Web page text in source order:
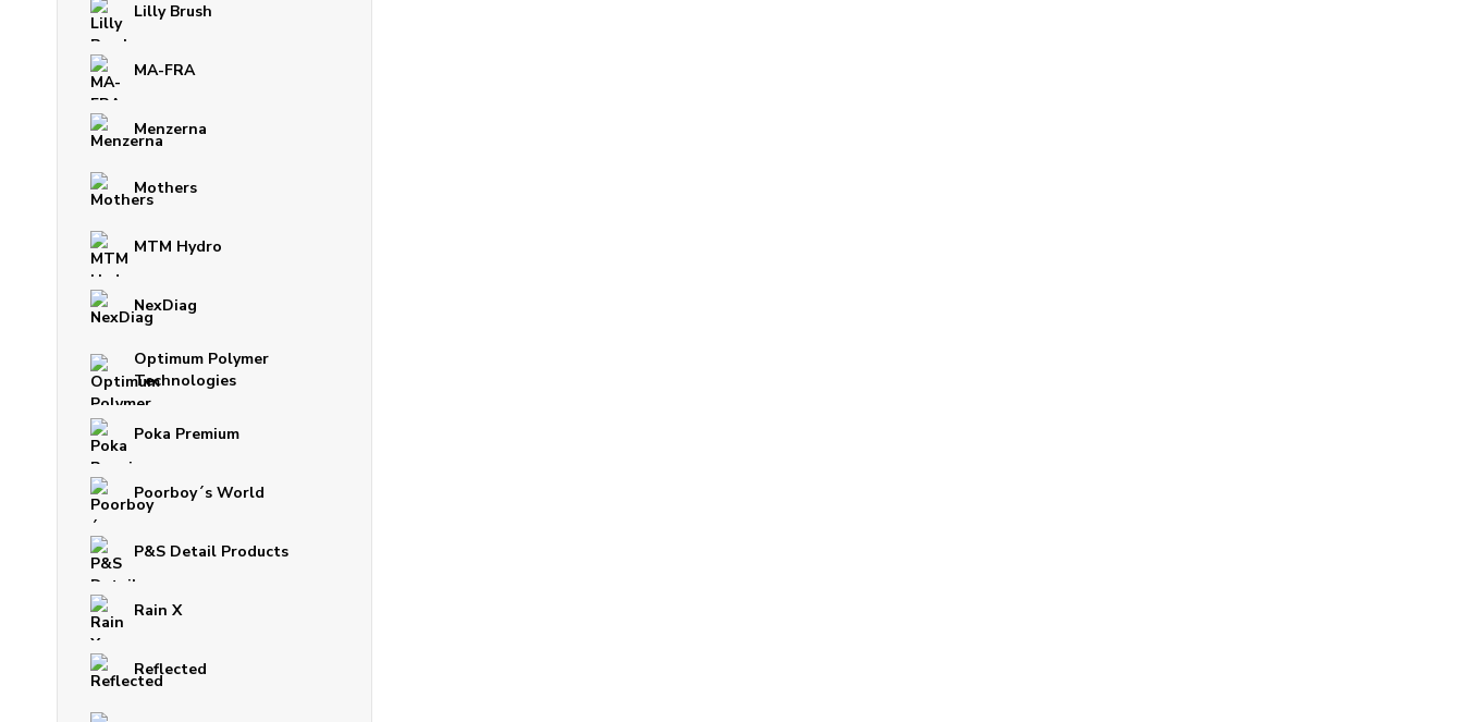
Lilly Brush
MA-FRA
Menzerna
Mothers
MTM Hydro
NexDiag
Optimum Polymer
Technologies
Poka Premium
Poorboy´s World
P&S Detail Products
Rain X
Reflected